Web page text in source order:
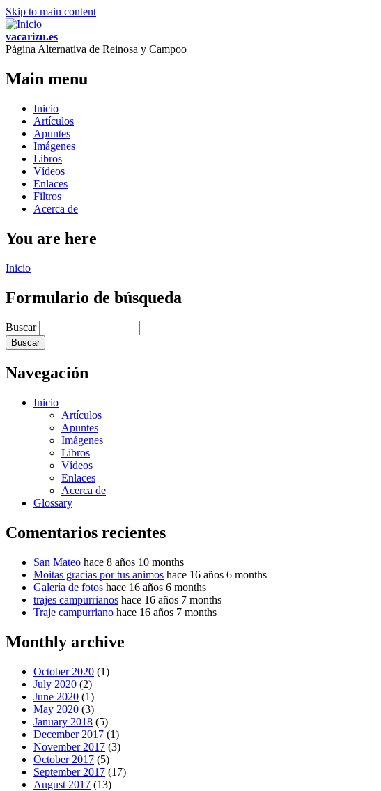
Skip to main content
vacarizu.es
Página Alternativa de Reinosa y Campoo
Main menu
Inicio
Artículos
Apuntes
Imágenes
Libros
Vídeos
Enlaces
Filtros
Acerca de
You are here
Inicio
Formulario de búsqueda
Buscar
Navegación
Inicio
Artículos
Apuntes
Imágenes
Libros
Vídeos
Enlaces
Acerca de
Glossary
Comentarios recientes
San Mateo hace 8 años 10 months
Moitas gracias por tus animos hace 16 años 6 months
Galería de fotos hace 16 años 6 months
trajes campurrianos hace 16 años 7 months
Traje campurriano hace 16 años 7 months
Monthly archive
October 2020 (1)
July 2020 (2)
June 2020 (1)
May 2020 (3)
January 2018 (5)
December 2017 (1)
November 2017 (3)
October 2017 (5)
September 2017 (17)
August 2017 (13)